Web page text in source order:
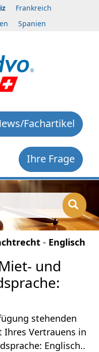
Frankreich
Spanien
Fachartikel
Ihre Frage
- Englisch
und
stehenden
Ihres Vertrauens in
Englisch..